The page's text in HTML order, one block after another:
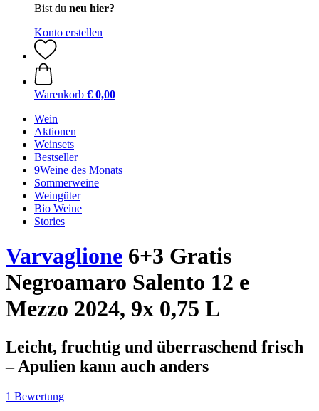
Bist du neu hier?
Konto erstellen
Warenkorb € 0,00
Wein
Aktionen
Weinsets
Bestseller
9Weine des Monats
Sommerweine
Weingüter
Bio Weine
Stories
Varvaglione 6+3 Gratis
Negroamaro Salento 12 e
Mezzo 2024, 9x 0,75 L
Leicht, fruchtig und überraschend frisch
– Apulien kann auch anders
1 Bewertung